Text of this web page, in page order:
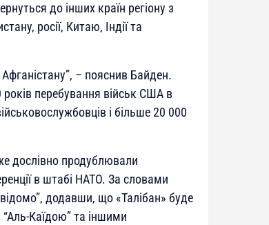
до інших країн регіону з
росії, Китаю, Індії та
– пояснив Байден.
перебування військ США в
і більше 20 000
дослівно продублювали
в штабі НАТО. За словами
додавши, що «Талібан» буде
“Аль-Каїдою” та іншими